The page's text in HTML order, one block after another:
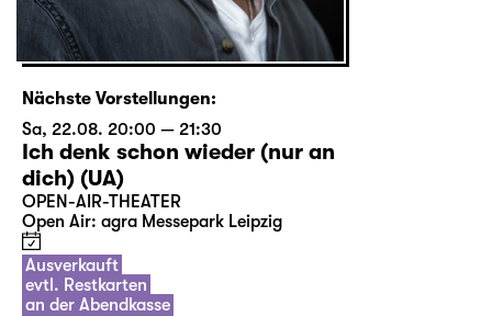
Nächste Vorstellungen:
Sa, 22.08. 20:00 — 21:30
Ich denk schon wieder (nur an
dich) (UA)
OPEN-AIR-THEATER
Open Air: agra Messepark Leipzig
Ausverkauft
evtl. Restkarten
an der Abendkasse